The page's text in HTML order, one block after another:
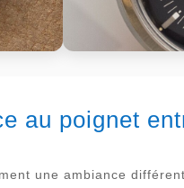
au poignet
une ambiance